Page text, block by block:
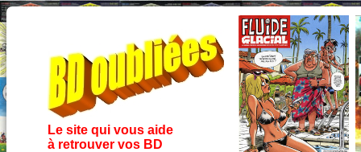
Le site qui vous aide
à retrouver vos BD